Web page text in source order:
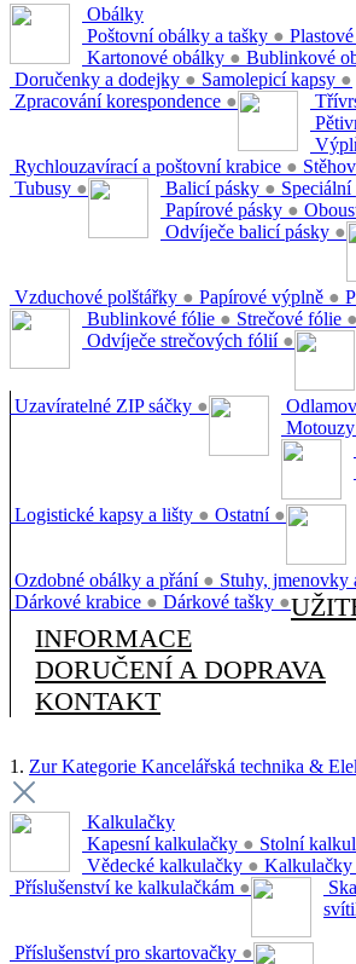
Obálky
Poštovní obálky a tašky ●
Kartonové obálky ● Bublinkové
Doručenky a dodejky ● Samolepicí kapsy ●
Zpracování korespondence ●
Rychlouzavírací a poštovní krabice ●
Tubusy ● Balicí pásky ● Speciální
Papírové pásky ●
Odvíječe balicí pásky ●
Vzduchové polštářky ● Papírové výplně ●
Bublinkové fólie ● Strečové fólie ●
Odvíječe strečových fólií ●
Uzavíratelné ZIP sáčky ●
Motouzy
Logistické kapsy a lišty ● Ostatní ●
Ozdobné obálky a přání ● Stuhy, jmenovky
Dárkové krabice ● Dárkové tašky ●
INFORMACE
DORUČENÍ A DOPRAVA
KONTAKT
1. Zur Kategorie Kancelářská technika &
Kalkulačky
Kapesní kalkulačky ● Stolní
Vědecké kalkulačky ● Kalkulačky
Příslušenství ke kalkulačkám ●
Příslušenství pro skartovačky ●